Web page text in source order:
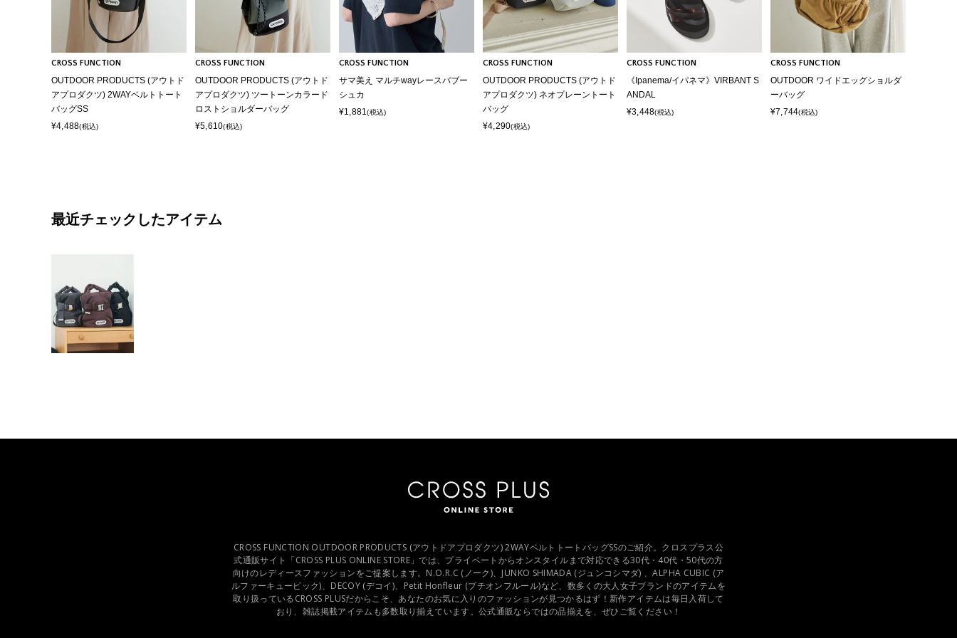
CROSS FUNCTION
OUTDOOR PRODUCTS (アウトド
アプロダクツ) 2WAYベルトトート
バッグSS
¥4,488(税込)
CROSS FUNCTION
OUTDOOR PRODUCTS (アウトド
アプロダクツ) ツートーンカラード
ロストショルダーバッグ
¥5,610(税込)
CROSS FUNCTION
サマ美え マルチwayレースバブー
シュカ
¥1,881(税込)
CROSS FUNCTION
OUTDOOR PRODUCTS (アウトド
アプロダクツ) ネオプレーントート
バッグ
¥4,290(税込)
CROSS FUNCTION
《Ipanema/イパネマ》VIRBANT S
ANDAL
¥3,448(税込)
CROSS FUNCTION
OUTDOOR ワイドエッグショルダ
ーバッグ
¥7,744(税込)
最近チェックしたアイテム
CROSS FUNCTION OUTDOOR PRODUCTS (アウトドアプロダクツ) 2WAYベルトトートバッグSSのご紹介。クロスプラス公
式通販サイト「CROSS PLUS ONLINE STORE」では、プライベートからオンスタイルまで対応できる30代・40代・50代の方
向けのレディースファッションをご提案します。N.O.R.C (ノーク)、JUNKO SHIMADA (ジュンコシマダ) 、ALPHA CUBIC (ア
ルファーキュービック)、DECOY (デコイ)、Petit Honfleur (プチオンフルール)など、数多くの大人女子ブランドのアイテムを
取り扱っているCROSS PLUSだからこそ、あなたのお気に入りのファッションが見つかるはず！新作アイテムは毎日入荷して
おり、雑誌掲載アイテムも多数取り揃えています。公式通販ならではの品揃えを、ぜひご覧ください！